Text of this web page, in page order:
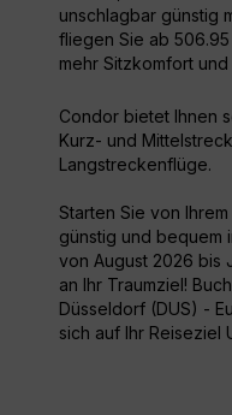
unschlagbar günstig
fliegen Sie ab 506.95
mehr Sitzkomfort
Condor bietet Ihnen
Kurz- und
Langstreckenflüge.
Starten Sie von
günstig und bequem
von August 2026 bis
an Ihr Traumziel!
Düsseldorf (DUS) -
sich auf Ihr Reiseziel